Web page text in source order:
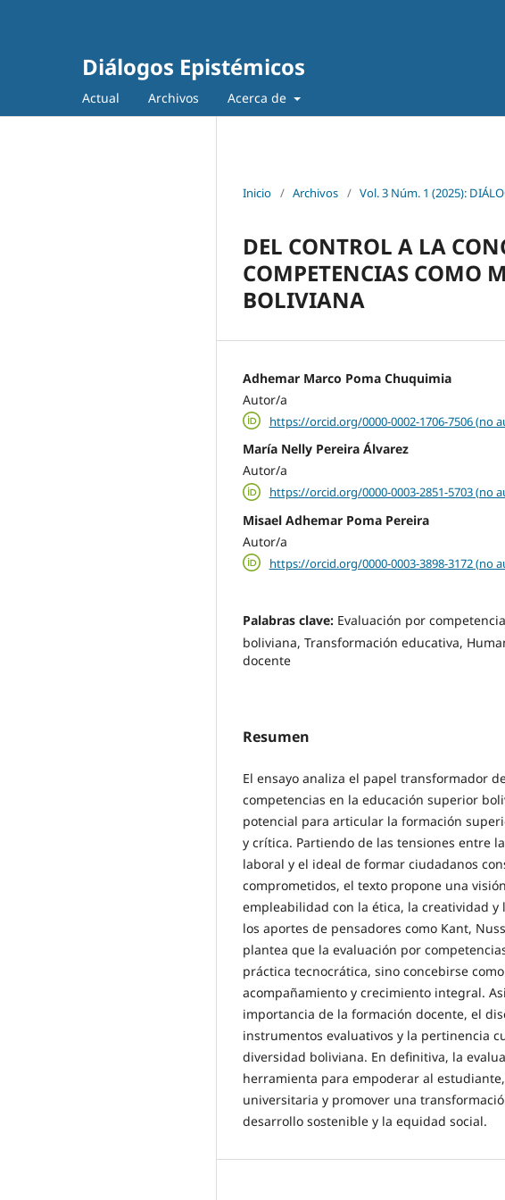
Diálogos Epistémicos
Actual Archivos Acerca de
Inicio / Archivos / Vol. 3 Núm. 1 (2025):
DEL CONTROL A LA
COMPETENCIAS COMO
BOLIVIANA
Adhemar Marco Poma Chuquimia
Autor/a
https://orcid.org/0000-0002-1706-7506 (no
María Nelly Pereira Álvarez
Autor/a
https://orcid.org/0000-0003-2851-5703 (no
Misael Adhemar Poma Pereira
Autor/a
https://orcid.org/0000-0003-3898-3172 (no
Palabras clave: Evaluación por
boliviana, Transformación educativa,
docente
Resumen
El ensayo analiza el papel transformador
competencias en la educación superior
potencial para articular la formación
y crítica. Partiendo de las tensiones entre
laboral y el ideal de formar ciudadanos
comprometidos, el texto propone una
empleabilidad con la ética, la creatividad y
los aportes de pensadores como Kant,
plantea que la evaluación por
práctica tecnocrática, sino concebirse
acompañamiento y crecimiento integral.
importancia de la formación docente, el
instrumentos evaluativos y la pertinencia
diversidad boliviana. En definitiva, la
herramienta para empoderar al
universitaria y promover una
desarrollo sostenible y la equidad social.